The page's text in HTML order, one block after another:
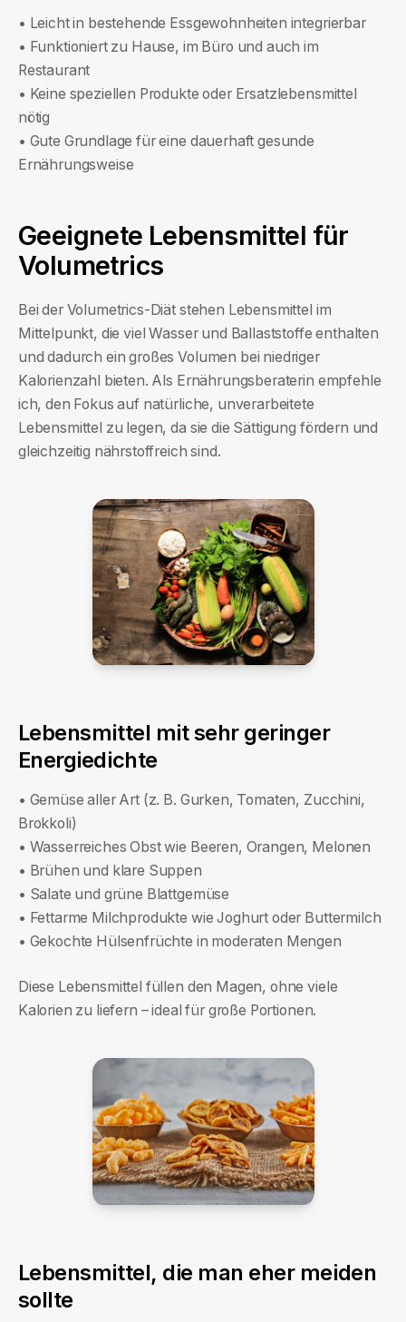
• Leicht in bestehende Essgewohnheiten integrierbar
• Funktioniert zu Hause, im Büro und auch im
Restaurant
• Keine speziellen Produkte oder Ersatzlebensmittel
nötig
• Gute Grundlage für eine dauerhaft gesunde
Ernährungsweise
Geeignete Lebensmittel für
Volumetrics
Bei der Volumetrics-Diät stehen Lebensmittel im
Mittelpunkt, die viel Wasser und Ballaststoffe enthalten
und dadurch ein großes Volumen bei niedriger
Kalorienzahl bieten. Als Ernährungsberaterin empfehle
ich, den Fokus auf natürliche, unverarbeitete
Lebensmittel zu legen, da sie die Sättigung fördern und
gleichzeitig nährstoffreich sind.
Lebensmittel mit sehr geringer
Energiedichte
• Gemüse aller Art (z. B. Gurken, Tomaten, Zucchini,
Brokkoli)
• Wasserreiches Obst wie Beeren, Orangen, Melonen
• Brühen und klare Suppen
• Salate und grüne Blattgemüse
• Fettarme Milchprodukte wie Joghurt oder Buttermilch
• Gekochte Hülsenfrüchte in moderaten Mengen
Diese Lebensmittel füllen den Magen, ohne viele
Kalorien zu liefern – ideal für große Portionen.
Lebensmittel, die man eher meiden
sollte